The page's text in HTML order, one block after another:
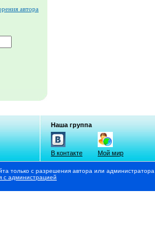
автора
Наша группа
В контакте Мой мир
только с разрешения автора или
с администрацией